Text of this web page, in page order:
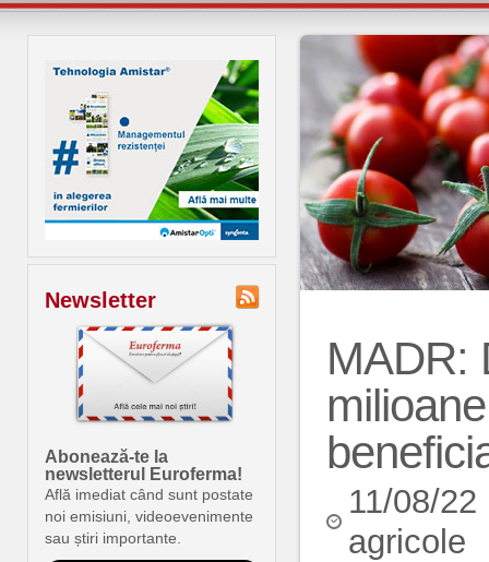
Newsletter
Abonează-te la
newsletterul Euroferma!
Află imediat când sunt postate
noi emisiuni, videoevenimente
sau știri importante.
MADR:
11/08/
agricole